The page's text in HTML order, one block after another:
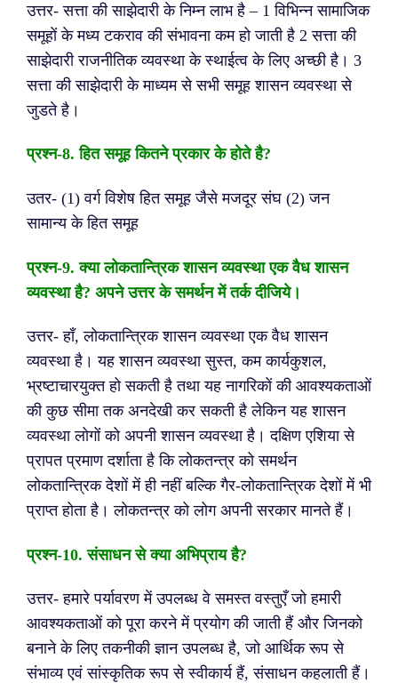
उत्तर- सत्ता की साझेदारी के निम्न लाभ है – 1 विभिन्न सामाजिक
समूहों के मध्य टकराव की संभावना कम हो जाती है 2 सत्ता की
साझेदारी राजनीतिक व्यवस्था के स्थाईत्व के लिए अच्छी है। 3
सत्ता की साझेदारी के माध्यम से सभी समूह शासन व्यवस्था से
जुडते है।
प्रश्न-8. हित समूह कितने प्रकार के होते है?
उतर- (1) वर्ग विशेष हित समूह जैसे मजदूर संघ (2) जन
सामान्य के हित समूह
प्रश्न-9. क्या लोकतान्त्रिक शासन व्यवस्था एक वैध शासन
व्यवस्था है? अपने उत्तर के समर्थन में तर्क दीजिये।
उत्तर- हाँ, लोकतान्त्रिक शासन व्यवस्था एक वैध शासन
व्यवस्था है। यह शासन व्यवस्था सुस्त, कम कार्यकुशल,
भ्रष्टाचारयुक्त हो सकती है तथा यह नागरिकों की आवश्यकताओं
की कुछ सीमा तक अनदेखी कर सकती है लेकिन यह शासन
व्यवस्था लोगों को अपनी शासन व्यवस्था है। दक्षिण एशिया से
प्रापत प्रमाण दर्शाता है कि लोकतन्त्र को समर्थन
लोकतान्त्रिक देशों में ही नहीं बल्कि गैर-लोकतान्त्रिक देशों में भी
प्राप्त होता है। लोकतन्त्र को लोग अपनी सरकार मानते हैं।
प्रश्न-10. संसाधन से क्या अभिप्राय है?
उत्तर- हमारे पर्यावरण में उपलब्ध वे समस्त वस्तुएँ जो हमारी
आवश्यकताओं को पूरा करने में प्रयोग की जाती हैं और जिनको
बनाने के लिए तकनीकी ज्ञान उपलब्ध है, जो आर्थिक रूप से
संभाव्य एवं सांस्कृतिक रूप से स्वीकार्य हैं, संसाधन कहलाती हैं।